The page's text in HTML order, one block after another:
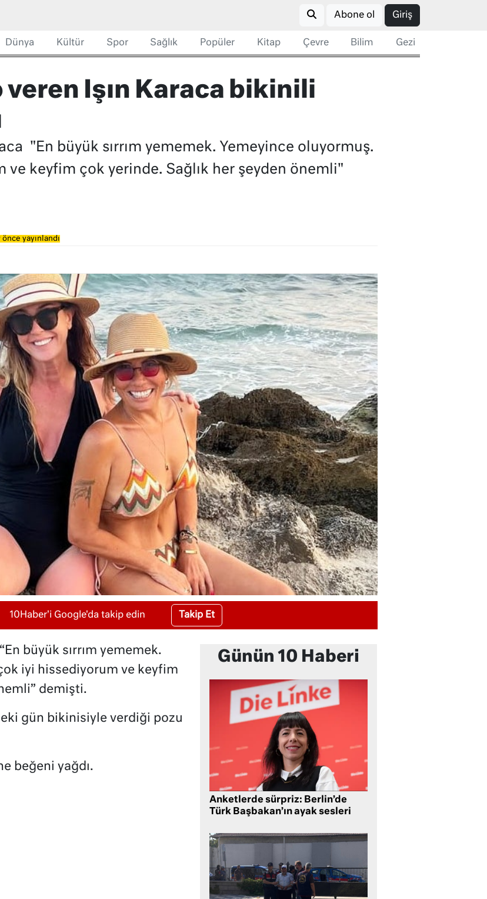
Abone ol Giriş
Dünya Kültür Spor Sağlık Popüler Kitap Çevre Bilim Gezi
veren Işın Karaca bikinili
"En büyük sırrım yememek. Yemeyince oluyormuş.
ve keyfim çok yerinde. Sağlık her şeyden önemli"
yayınlandı
10Haber'i Google'da takip edin Takip Et
büyük sırrım yememek.
iyi hissediyorum ve keyfim
demişti.
gün bikinisiyle verdiği pozu
beğeni yağdı.
Günün 10 Haberi
Anketlerde sürpriz: Berlin’de
Türk Başbakan’ın ayak sesleri